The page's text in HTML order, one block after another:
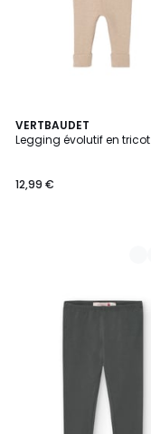
VERTBAUDET
Legging évolutif en tricot
12,99 €
2
Couleurs